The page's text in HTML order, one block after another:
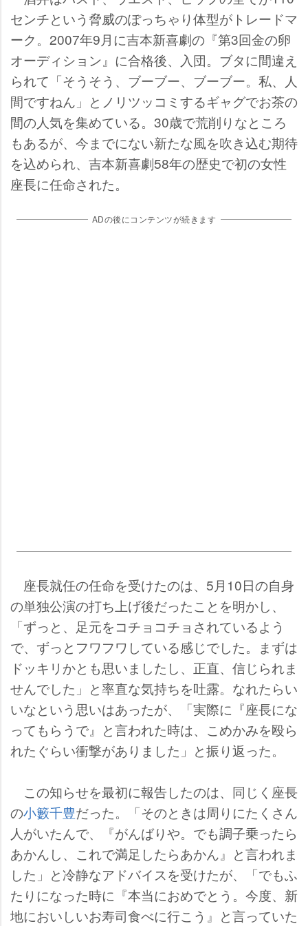
センチという脅威のぽっちゃり体型がトレードマ
ーク。2007年9月に吉本新喜劇の『第3回金の卵
オーディション』に合格後、入団。ブタに間違え
られて「そうそう、ブーブー、ブーブー。私、人
間ですねん」とノリツッコミするギャグでお茶の
間の人気を集めている。30歳で荒削りなところ
もあるが、今までにない新たな風を吹き込む期待
を込められ、吉本新喜劇58年の歴史で初の女性
座長に任命された。
ADの後にコンテンツが続きます
座長就任の任命を受けたのは、5月10日の自身
の単独公演の打ち上げ後だったことを明かし、
「ずっと、足元をコチョコチョされているよう
で、ずっとフワフワしている感じでした。まずは
ドッキリかとも思いましたし、正直、信じられま
せんでした」と率直な気持ちを吐露。なれたらい
いなという思いはあったが、「実際に『座長にな
ってもらうで』と言われた時は、こめかみを殴ら
れたぐらい衝撃がありました」と振り返った。
この知らせを最初に報告したのは、同じく座長
の小籔千豊だった。「そのときは周りにたくさん
人がいたんで、『がんばりや。でも調子乗ったら
あかんし、これで満足したらあかん』と言われま
した」と冷静なアドバイスを受けたが、「でもふ
たりになった時に『本当におめでとう。今度、新
地においしいお寿司食べに行こう』と言っていた